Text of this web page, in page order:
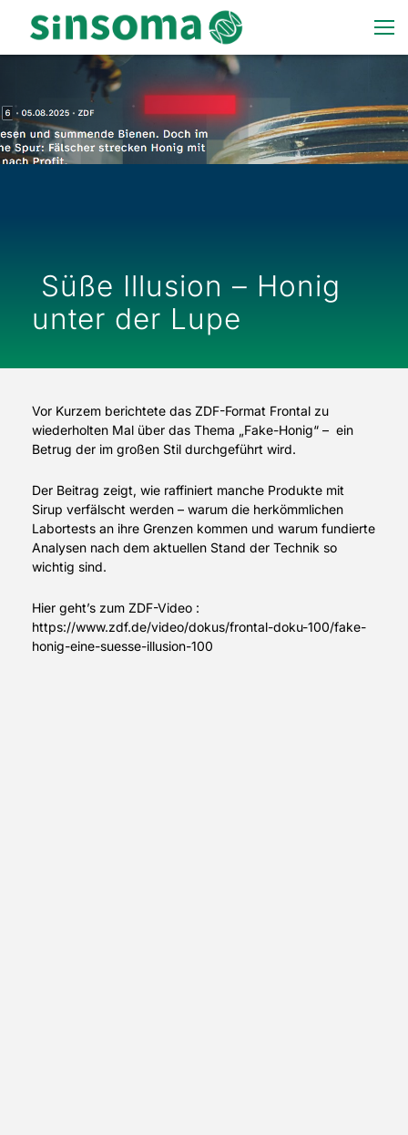
Süße Illusion – Honig
unter der Lupe
Vor Kurzem berichtete das ZDF-Format Frontal zu
wiederholten Mal über das Thema „Fake-Honig“ – ein
Betrug der im großen Stil durchgeführt wird.
Der Beitrag zeigt, wie raffiniert manche Produkte mit
Sirup verfälscht werden – warum die herkömmlichen
Labortests an ihre Grenzen kommen und warum fundierte
Analysen nach dem aktuellen Stand der Technik so
wichtig sind.
Hier geht’s zum ZDF-Video :
https://www.zdf.de/video/dokus/frontal-doku-100/fake-
honig-eine-suesse-illusion-100